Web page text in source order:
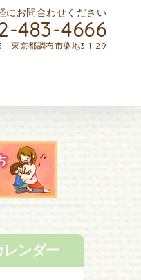
にお問合わせください
483-4666
東京都調布市染地3-1-29
ンダー